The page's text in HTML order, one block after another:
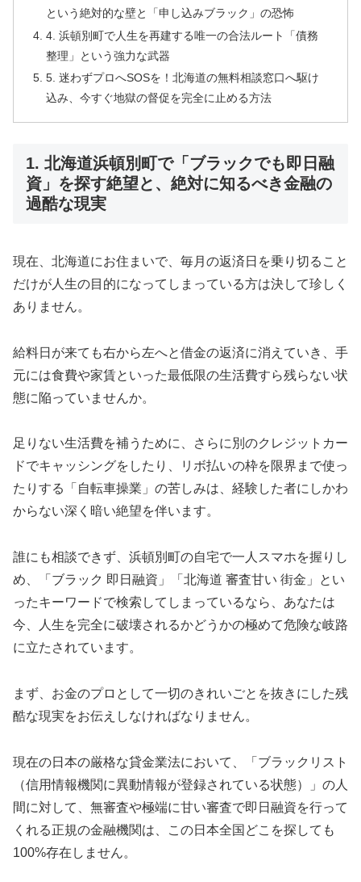
という絶対的な壁と「申し込みブラック」の恐怖
4. 浜頓別町で人生を再建する唯一の合法ルート「債務
整理」という強力な武器
5. 迷わずプロへSOSを！北海道の無料相談窓口へ駆け
込み、今すぐ地獄の督促を完全に止める方法
1. 北海道浜頓別町で「ブラックでも即日融
資」を探す絶望と、絶対に知るべき金融の
過酷な現実
現在、北海道にお住まいで、毎月の返済日を乗り切ること
だけが人生の目的になってしまっている方は決して珍しく
ありません。
給料日が来ても右から左へと借金の返済に消えていき、手
元には食費や家賃といった最低限の生活費すら残らない状
態に陥っていませんか。
足りない生活費を補うために、さらに別のクレジットカー
ドでキャッシングをしたり、リボ払いの枠を限界まで使っ
たりする「自転車操業」の苦しみは、経験した者にしかわ
からない深く暗い絶望を伴います。
誰にも相談できず、浜頓別町の自宅で一人スマホを握りし
め、「ブラック 即日融資」「北海道 審査甘い 街金」とい
ったキーワードで検索してしまっているなら、あなたは
今、人生を完全に破壊されるかどうかの極めて危険な岐路
に立たされています。
まず、お金のプロとして一切のきれいごとを抜きにした残
酷な現実をお伝えしなければなりません。
現在の日本の厳格な貸金業法において、「ブラックリスト
（信用情報機関に異動情報が登録されている状態）」の人
間に対して、無審査や極端に甘い審査で即日融資を行って
くれる正規の金融機関は、この日本全国どこを探しても
100%存在しません。